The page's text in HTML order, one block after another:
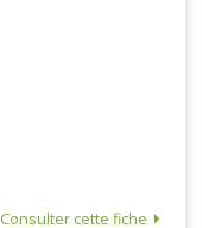
Consulter cette fiche